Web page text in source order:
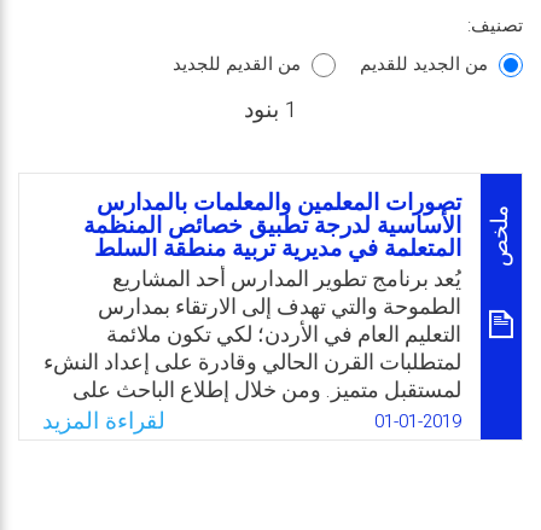
تصنيف:
من الجديد للقديم
من القديم للجديد
1 بنود
ملخص
تصورات المعلمين والمعلمات بالمدارس
الأساسية لدرجة تطبيق خصائص المنظمة
المتعلمة في مديرية تربية منطقة السلط
يُعد برنامج تطوير المدارس أحد المشاريع
الطموحة والتي تهدف إلى الارتقاء بمدارس
التعليم العام في الأردن؛ لكي تكون ملائمة
لمتطلبات القرن الحالي وقادرة على إعداد النشء
لمستقبل متميز. ومن خلال إطلاع الباحث على
الدراسات التربوية المتعلقة بالتطوير المهني
للمدارس وجد بأن هناك توجه عام لتحويل
01-01-2019 لقراءة المزيد